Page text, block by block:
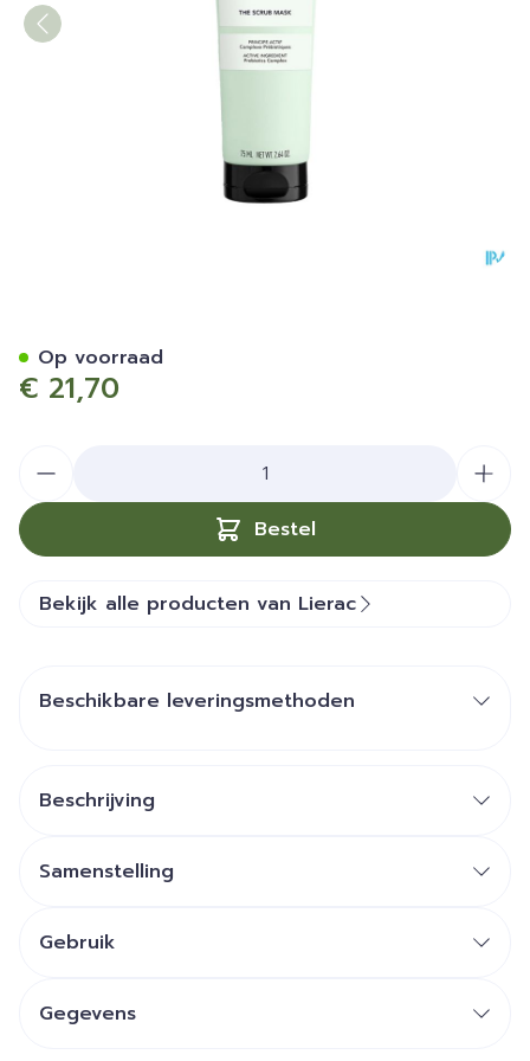
€ 21,70
Bestel
Op voorraad
Bekijk alle producten van Lierac
Beschikbare leveringsmethoden
Beschrijving
Samenstelling
Gebruik
Gegevens